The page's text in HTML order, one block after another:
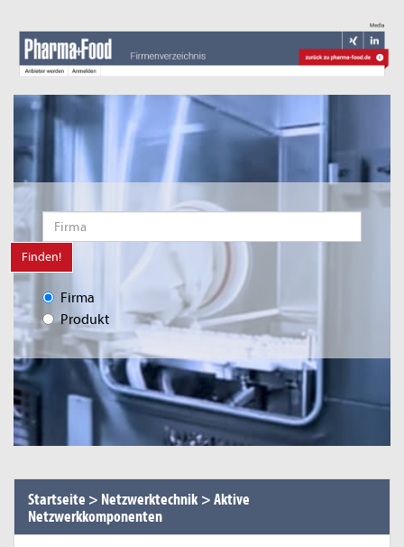
Finden!
Firma
Produkt
Startseite > Netzwerktechnik >Aktive
Netzwerkkomponenten